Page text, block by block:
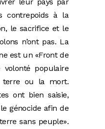
contrepoids à la
le sacrifice et le
n’ont pas. La
est un «Front de
volonté populaire
ou la mort.
ont bien saisie,
génocide afin de
sans peuple».